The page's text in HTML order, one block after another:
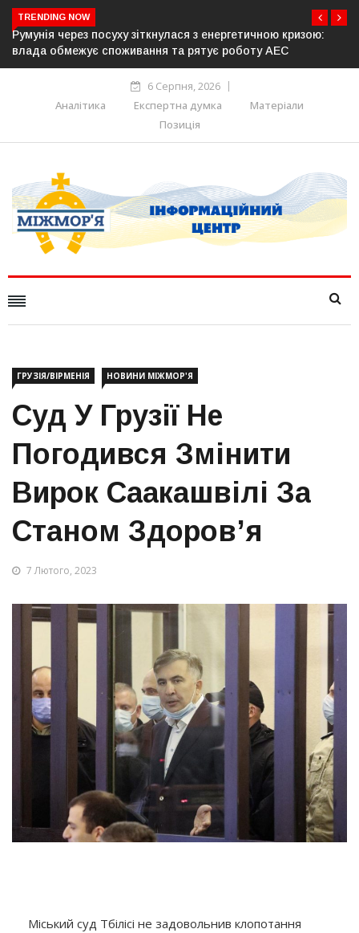
TRENDING NOW
Латвія готова направити до 20 військових для
розблокування Ормузької протоки
6 Серпня, 2026
Аналітика
Експертна думка
Матеріали
Позиція
ГРУЗІЯ/ВІРМЕНІЯ НОВИНИ МІЖМОР'Я
Суд У Грузії Не
Погодився Змінити
Вирок Саакашвілі За
Станом Здоров’я
7 Лютого, 2023
Міський суд Тбілісі не задовольнив клопотання